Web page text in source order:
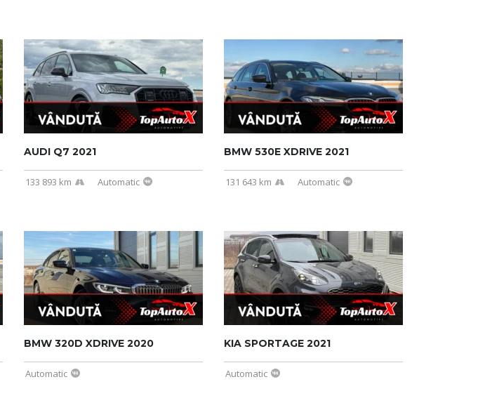
AUDI Q7 2021
133 893 km Automatic
BMW 530E XDRIVE 2021
131 643 km Automatic
BMW 320D XDRIVE 2020
Automatic
KIA SPORTAGE 2021
Automatic